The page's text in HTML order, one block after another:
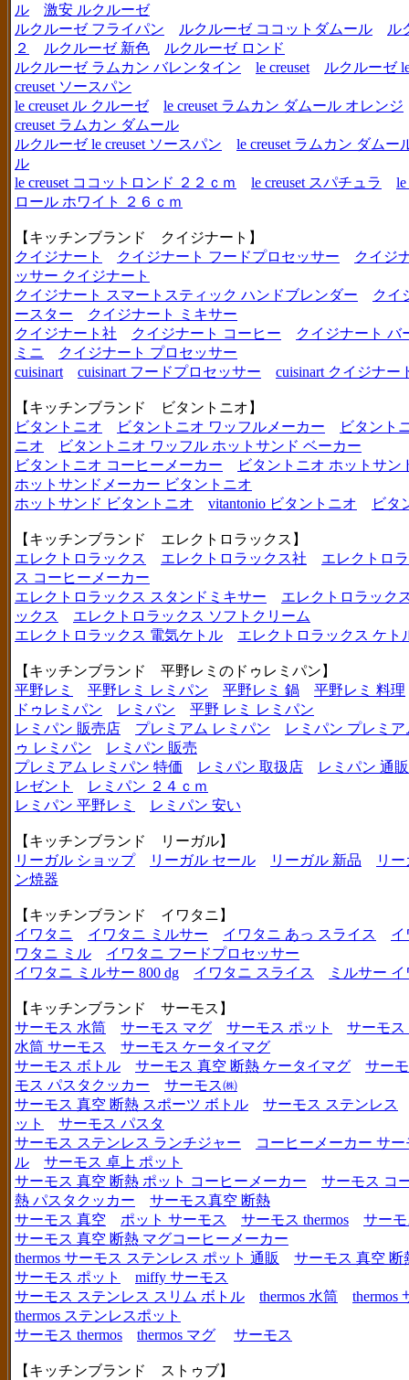
ル
激安 ルクルーゼ
ルクルーゼ フライパン
ルクルーゼ ココットダムール
ル
２
ルクルーゼ 新色
ルクルーゼ ロンド
ルクルーゼ ラムカン バレンタイン
le creuset
ルクルーゼ
creuset ソースパン
le creuset ル クルーゼ
le creuset ラムカン ダムール オレンジ
creuset ラムカン ダムール
ルクルーゼ le creuset ソースパン
le creuset ラムカン ダム
ル
le creuset ココットロンド ２２ｃｍ
le creuset スパチュラ
le
ロール ホワイト ２６ｃｍ
【キッチンブランド クイジナート】
クイジナート
クイジナート フードプロセッサー
クイジ
ッサー クイジナート
クイジナート スマートスティック ハンドブレンダー
クイ
ースター
クイジナート ミキサー
クイジナート社
クイジナート コーヒー
クイジナート バ
ミニ
クイジナート プロセッサー
cuisinart
cuisinart フードプロセッサー cuisinart クイジナー
【キッチンブランド ビタントニオ】
ビタントニオ
ビタントニオ ワッフルメーカー
ビタント
ニオ
ビタントニオ ワッフル ホットサンド ベーカー
ビタントニオ コーヒーメーカー
ビタントニオ ホットサン
ホットサンドメーカー ビタントニオ
ホットサンド ビタントニオ
vitantonio ビタントニオ ビタ
【キッチンブランド エレクトロラックス】
エレクトロラックス
エレクトロラックス社
エレクトロ
ス コーヒーメーカー
エレクトロラックス スタンドミキサー
エレクトロラック
ックス
エレクトロラックス ソフトクリーム
エレクトロラックス 電気ケトル
エレクトロラックス ケト
【キッチンブランド 平野レミのドゥレミパン】
平野レミ
平野レミ レミパン 平野レミ 鍋
平野レミ 料理
ドゥレミパン
レミパン
平野 レミ レミパン
レミパン 販売店
プレミアム レミパン
レミパン プレミア
ゥ レミパン
レミパン 販売
プレミアム レミパン 特価
レミパン 取扱店
レミパン 通販
レゼント
レミパン ２４ｃｍ
レミパン 平野レミ
レミパン 安い
【キッチンブランド リーガル】
リーガル ショップ
リーガル セール リーガル 新品
リ
ン焼器
【キッチンブランド イワタニ】
イワタニ
イワタニ ミルサー イワタニ あっ スライス
イ
ワタニ ミル
イワタニ フードプロセッサー
イワタニ ミルサー 800 dg
イワタニ スライス ミルサー
【キッチンブランド サーモス】
サーモス 水筒
サーモス マグ サーモス ポット
サーモス
水筒 サーモス
サーモス ケータイマグ
サーモス ボトル
サーモス 真空 断熱 ケータイマグ
サー
モス パスタクッカー
サーモス㈱
サーモス 真空 断熱 スポーツ ボトル
サーモス ステンレス
ット
サーモス パスタ
サーモス ステンレス ランチジャー
コーヒーメーカー サー
ル
サーモス 卓上 ポット
サーモス 真空 断熱 ポット コーヒーメーカー
サーモス コ
熱 パスタクッカー
サーモス真空 断熱
サーモス 真空
ポット サーモス サーモス thermos
サー
サーモス 真空 断熱 マグコーヒーメーカー
thermos サーモス ステンレス ポット 通販
サーモス 真空 断
サーモス ポット
miffy サーモス
サーモス ステンレス スリム ボトル
thermos 水筒
thermos
thermos ステンレスポット
サーモス thermos
thermos マグ サーモス
【キッチンブランド ストゥブ】